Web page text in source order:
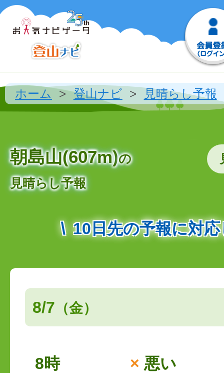
ホーム 登山ナビ 見晴らし予報
朝島山(607m)の
見晴らし予報
10日先の予報に対
8/7 （金）
8時 × 悪い